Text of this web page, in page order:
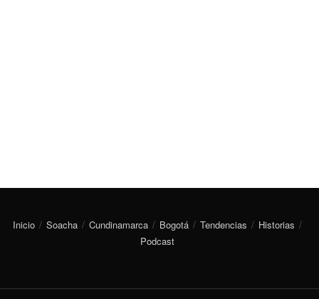
Inicio Soacha Cundinamarca Bogotá Tendencias
Historias
Podcast